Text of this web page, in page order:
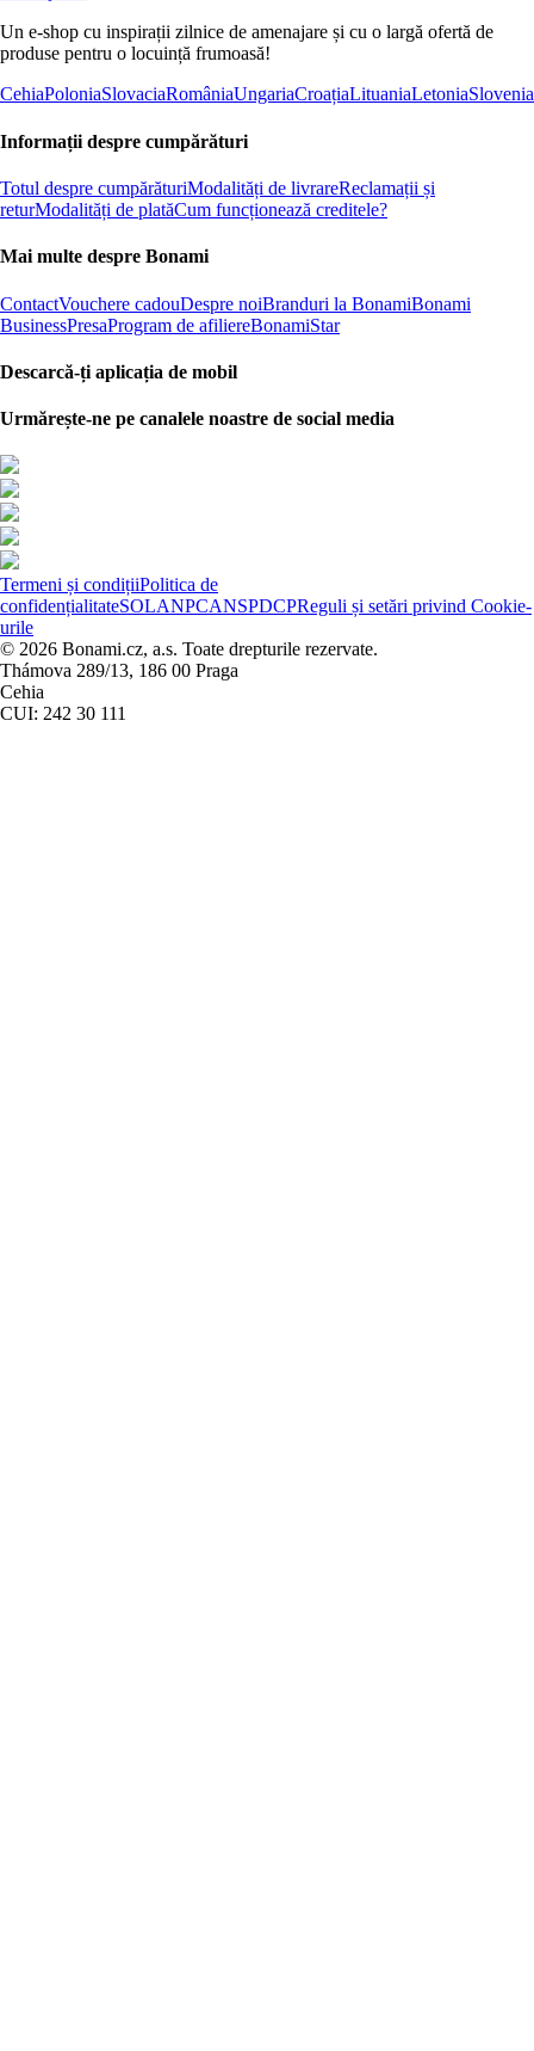
Un e-shop cu inspirații zilnice de amenajare și cu o largă ofertă de
produse pentru o locuință frumoasă!
CehiaPoloniaSlovaciaRomâniaUngariaCroațiaLituaniaLetoniaSlovenia
Informații despre cumpărături
Totul despre cumpărăturiModalități de livrareReclamații și
returModalități de platăCum funcționează creditele?
Mai multe despre Bonami
ContactVouchere cadouDespre noiBranduri la BonamiBonami
BusinessPresaProgram de afiliereBonamiStar
Descarcă-ți aplicația de mobil
Urmărește-ne pe canalele noastre de social media
Termeni și condițiiPolitica de
confidențialitateSOLANPCANSPDCPReguli și setări privind Cookie-
urile
© 2026 Bonami.cz, a.s. Toate drepturile rezervate.
Thámova 289/13, 186 00 Praga
Cehia
CUI: 242 30 111